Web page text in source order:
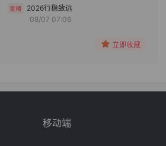
2026行稳致远
08/07 07:06
立即收藏
移动端